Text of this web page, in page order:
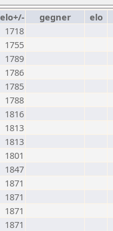
elo+/- gegner elo
1718
1755
1789
1786
1785
1788
1816
1813
1813
1801
1847
1871
1871
1871
1871